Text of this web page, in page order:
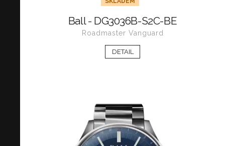
Ball - DG3036B-S2C-BE
Roadmaster Vanguard
DETAIL